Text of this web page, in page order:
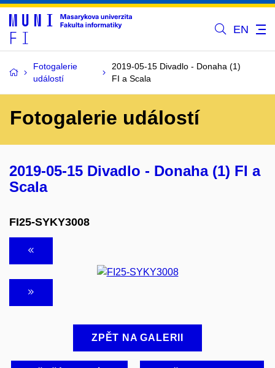
EN
Fotogalerie
událostí
2019-05-15 Divadlo - Donaha (1)
FI a Scala
Fotogalerie událostí
2019-05-15 Divadlo - Donaha (1) FI a
Scala
FI25-SYKY3008
ZPĚT NA GALERII